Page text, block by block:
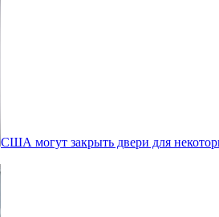
США могут закрыть двери для